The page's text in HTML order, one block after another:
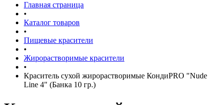
Главная страница
•
Каталог товаров
•
Пищевые красители
•
Жирорастворимые красители
•
Краситель сухой жирорастворимые КондиPRO "Nude
Line 4" (Банка 10 гр.)